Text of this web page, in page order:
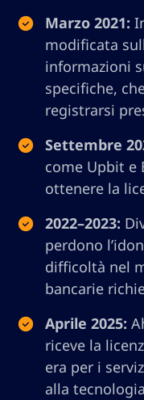
Marzo 2021:
modificata
informazioni
specifiche,
registrarsi
Settembre
come Upbit e
ottenere la
2022–2023:
perdono
difficoltà nel
bancarie
Aprile 2025:
riceve la
era per i
alla